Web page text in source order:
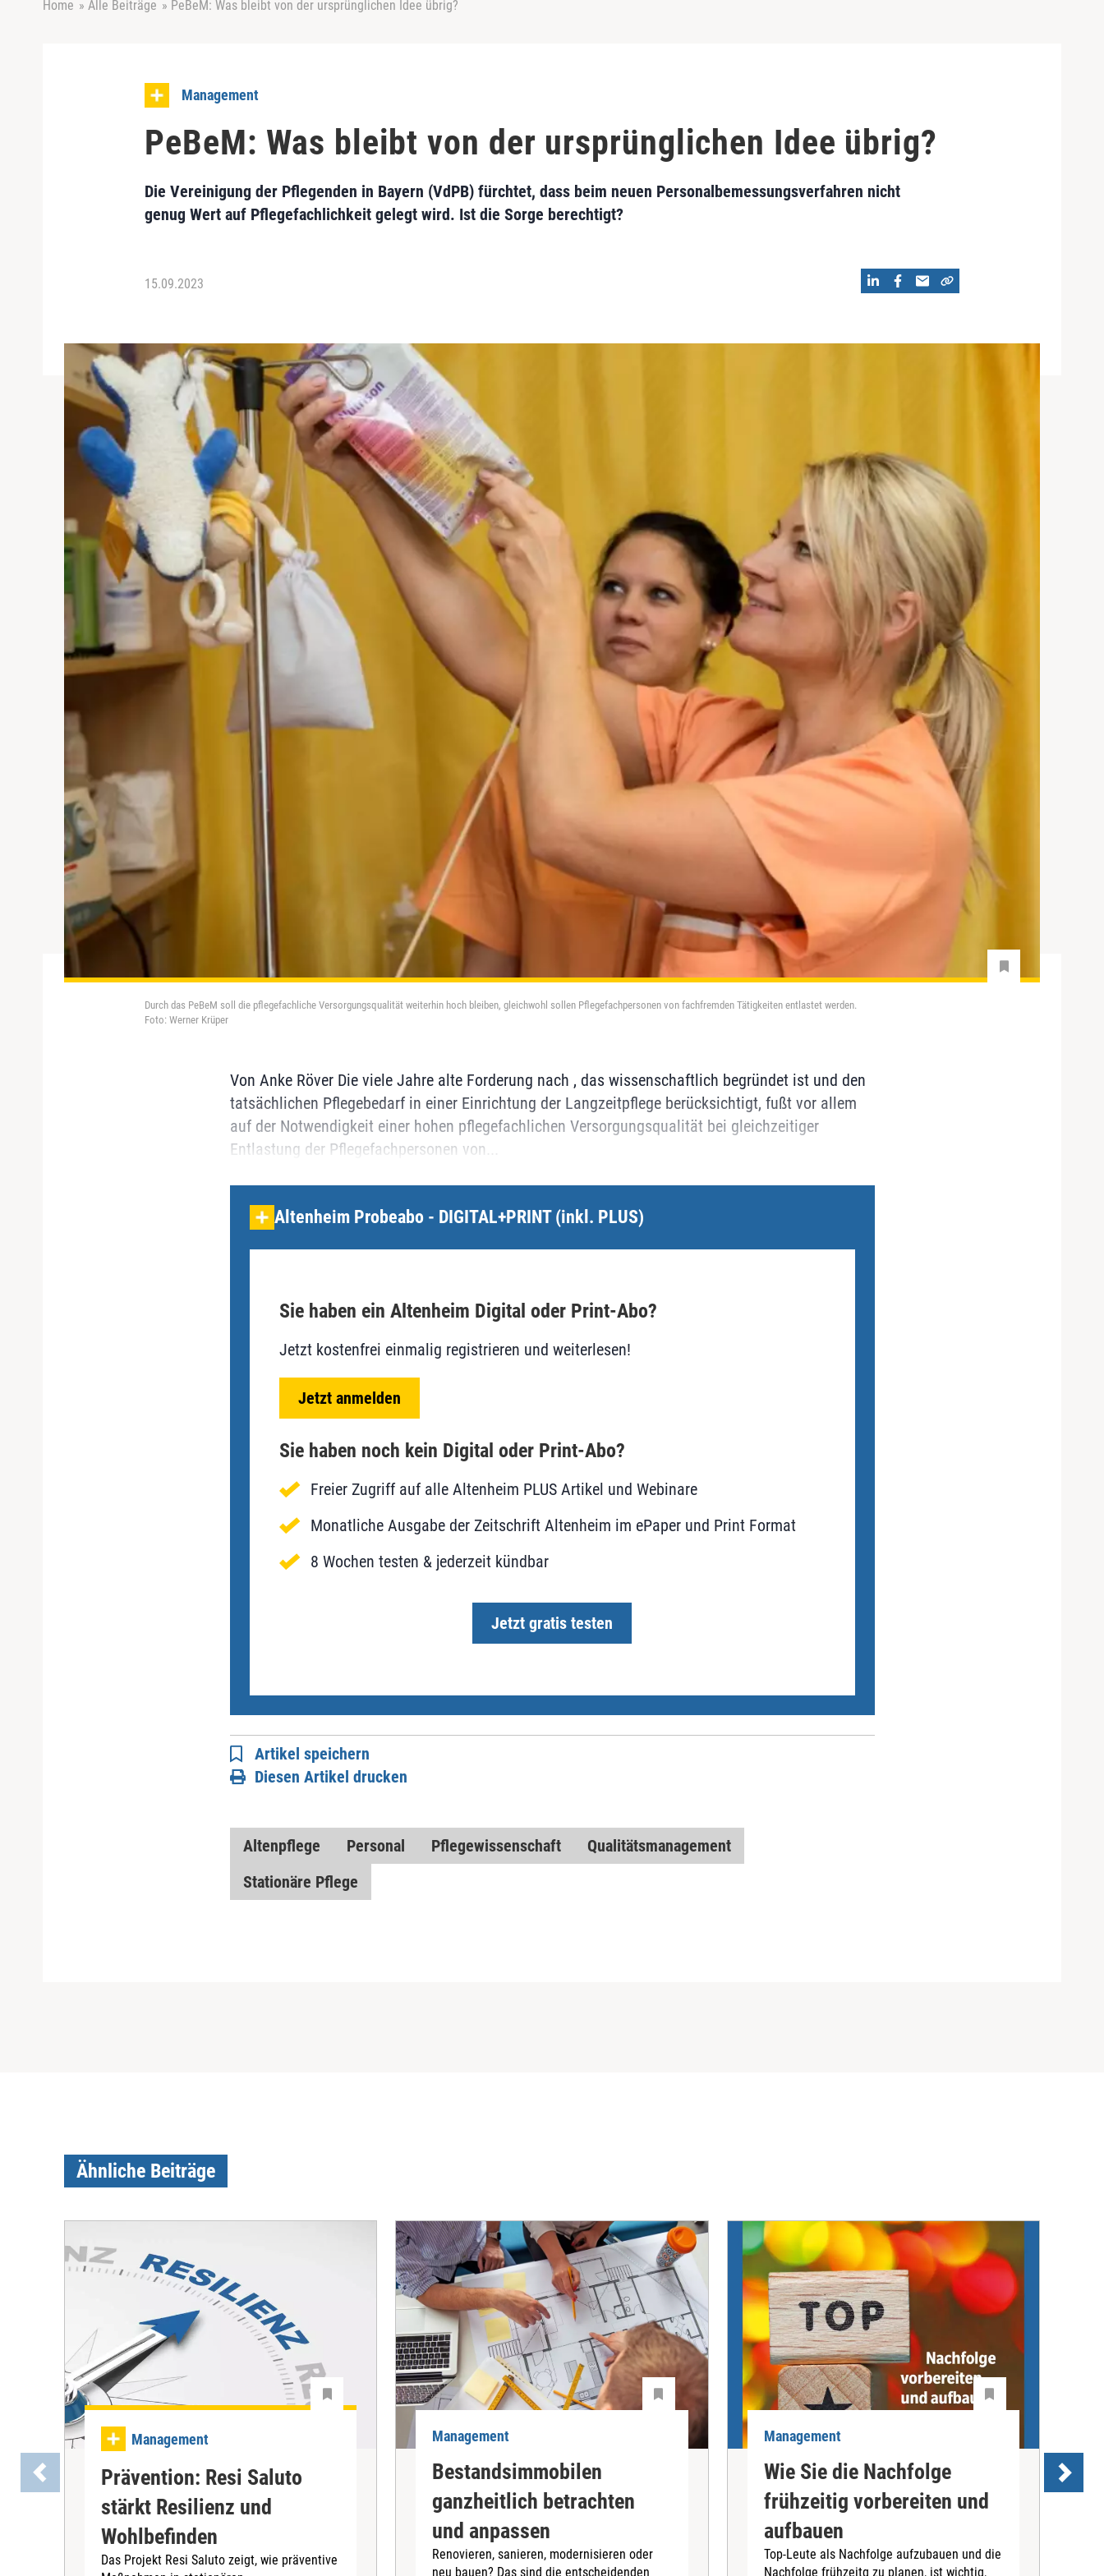
Home » Alle Beiträge » PeBeM: Was bleibt von der ursprünglichen Idee übrig?
Management
PeBeM: Was bleibt von der ursprünglichen Idee übrig?
Die Vereinigung der Pflegenden in Bayern (VdPB) fürchtet, dass beim neuen Personalbemessungsverfahren nicht
genug Wert auf Pflegefachlichkeit gelegt wird. Ist die Sorge berechtigt?
15.09.2023
Durch das PeBeM soll die pflegefachliche Versorgungsqualität weiterhin hoch bleiben, gleichwohl sollen Pflegefachpersonen von fachfremden Tätigkeiten entlastet werden.
Foto: Werner Krüper
Von Anke Röver Die viele Jahre alte Forderung nach , das wissenschaftlich begründet ist und den
tatsächlichen Pflegebedarf in einer Einrichtung der Langzeitpflege berücksichtigt, fußt vor allem
auf der Notwendigkeit einer hohen pflegefachlichen Versorgungsqualität bei gleichzeitiger
Entlastung der Pflegefachpersonen von...
Altenheim Probeabo - DIGITAL+PRINT (inkl. PLUS)
Sie haben ein Altenheim Digital oder Print-Abo?
Jetzt kostenfrei einmalig registrieren und weiterlesen!
Jetzt anmelden
Sie haben noch kein Digital oder Print-Abo?
Freier Zugriff auf alle Altenheim PLUS Artikel und Webinare
Monatliche Ausgabe der Zeitschrift Altenheim im ePaper und Print Format
8 Wochen testen & jederzeit kündbar
Jetzt gratis testen
Artikel speichern
Diesen Artikel drucken
Altenpflege Personal Pflegewissenschaft
Qualitätsmanagement
Stationäre Pflege
Ähnliche Beiträge
Management
Prävention: Resi Saluto
stärkt Resilienz und
Wohlbefinden
Das Projekt Resi Saluto zeigt, wie präventive
Management
Bestandsimmobilen
ganzheitlich betrachten
und anpassen
Renovieren, sanieren, modernisieren oder
neu bauen? Das sind die entscheidenden
Management
Wie Sie die Nachfolge
frühzeitig vorbereiten und
aufbauen
Top-Leute als Nachfolge aufzubauen und die
Nachfolge frühzeitg zu planen, ist wichtig,